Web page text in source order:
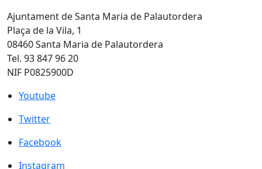
Ajuntament de Santa Maria de Palautordera
Plaça de la Vila, 1
08460 Santa Maria de Palautordera
Tel. 93 847 96 20
NIF P0825900D
Youtube
Youtube
Twitter
Twitter
Facebook
Facebook
Instagram
Instagram